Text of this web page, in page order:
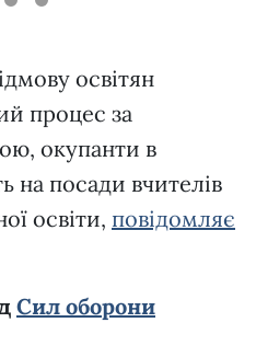
освітян
процес за
окупанти в
на посади вчителів
освіти, повідомляє
Сил оборони